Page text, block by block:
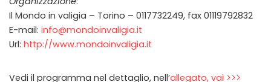
Il Mondo in valigia – Torino – 0117732249, fax 01119792832
E-mail: info@mondoinvaligia.it
Url: http://www.mondoinvaligia.it
Vedi il programma nel dettaglio, nell’allegato, vai >>>